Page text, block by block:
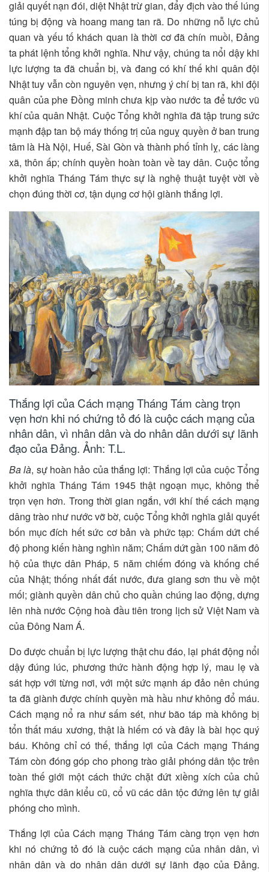
giải quyết nạn đói, diệt Nhật trừ gian, đẩy địch vào thế lúng
túng bị động và hoang mang tan rã. Do những nỗ lực chủ
quan và yếu tố khách quan là thời cơ đã chín muồi, Đảng
ta phát lệnh tổng khởi nghĩa. Như vậy, chúng ta nổi dậy khi
lực lượng ta đã chuẩn bị, và đang có khí thế khi quân đội
Nhật tuy vẫn còn nguyên vẹn, nhưng ý chí bị tan rã, khi đội
quân của phe Đồng minh chưa kịp vào nước ta để tước vũ
khí của quân Nhật. Cuộc Tổng khởi nghĩa đã tập trung sức
mạnh đập tan bộ máy thống trị của nguỵ quyền ở ban trung
tâm là Hà Nội, Huế, Sài Gòn và thành phố tỉnh lỵ, các làng
xã, thôn ấp; chính quyền hoàn toàn về tay dân. Cuộc tổng
khởi nghĩa Tháng Tám thực sự là nghệ thuật tuyệt vời về
chọn đúng thời cơ, tận dụng cơ hội giành thắng lợi.
Thắng lợi của Cách mạng Tháng Tám càng trọn
vẹn hơn khi nó chứng tỏ đó là cuộc cách mạng của
nhân dân, vì nhân dân và do nhân dân dưới sự lãnh
đạo của Đảng. Ảnh: T.L.
Ba là, sự hoàn hảo của thắng lợi: Thắng lợi của cuộc Tổng
khởi nghĩa Tháng Tám 1945 thật ngoạn mục, không thể
trọn vẹn hơn. Trong thời gian ngắn, với khí thế cách mạng
dâng trào như nước vỡ bờ, cuộc Tổng khởi nghĩa giải quyết
bốn mục đích hết sức cơ bản và phức tạp: Chấm dứt chế
độ phong kiến hàng nghìn năm; Chấm dứt gần 100 năm đô
hộ của thực dân Pháp, 5 năm chiếm đóng và khống chế
của Nhật; thống nhất đất nước, đưa giang sơn thu về một
mối; giành quyền dân chủ cho quần chúng lao động, dựng
lên nhà nước Cộng hoà đầu tiên trong lịch sử Việt Nam và
của Đông Nam Á.
Do được chuẩn bị lực lượng thật chu đáo, lại phát động nổi
dậy đúng lúc, phương thức hành động hợp lý, mau lẹ và
sát hợp với từng nơi, với một sức mạnh áp đảo nên chúng
ta đã giành được chính quyền mà hầu như không đổ máu.
Cách mạng nổ ra như sấm sét, như bão táp mà không bị
tổn thất máu xương, thật là hiếm có và đây là bài học quý
báu. Không chỉ có thế, thắng lợi của Cách mạng Tháng
Tám còn đóng góp cho phong trào giải phóng dân tộc trên
toàn thế giới một cách thức chặt đứt xiềng xích của chủ
nghĩa thực dân kiểu cũ, cổ vũ các dân tộc đứng lên tự giải
phóng cho mình.
Thắng lợi của Cách mạng Tháng Tám càng trọn vẹn hơn
khi nó chứng tỏ đó là cuộc cách mạng của nhân dân, vì
nhân dân và do nhân dân dưới sự lãnh đạo của Đảng.